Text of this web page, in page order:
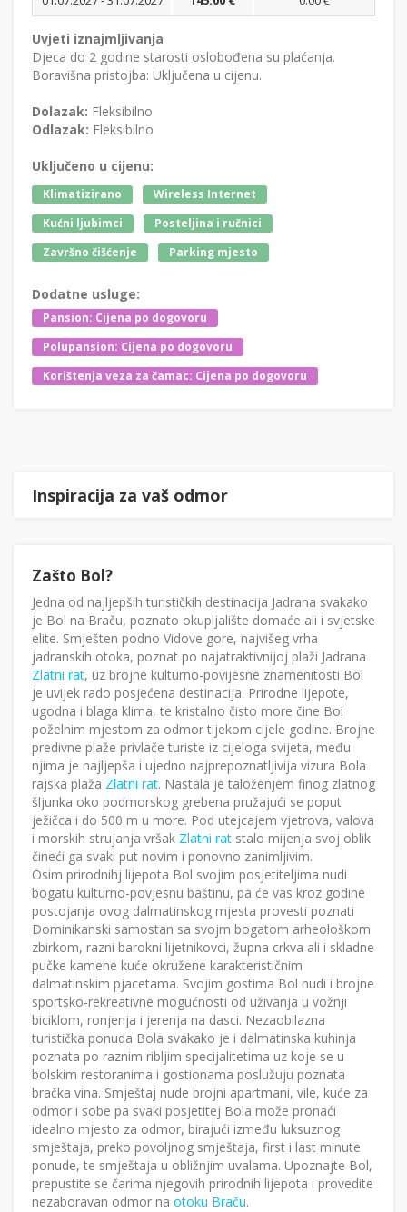
Uvjeti iznajmljivanja
Djeca do 2 godine starosti oslobođena su plaćanja.
Boravišna pristojba: Uključena u cijenu.
Dolazak: Fleksibilno
Odlazak: Fleksibilno
Uključeno u cijenu:
Klimatizirano
Wireless Internet
Kućni ljubimci
Posteljina i ručnici
Završno čišćenje
Parking mjesto
Dodatne usluge:
Pansion: Cijena po dogovoru
Polupansion: Cijena po dogovoru
Korištenja veza za čamac: Cijena po dogovoru
Inspiracija za vaš odmor
Zašto Bol?
Jedna od najljepših turističkih destinacija Jadrana svakako
je Bol na Braču, poznato okupljalište domaće ali i svjetske
elite. Smješten podno Vidove gore, najvišeg vrha
jadranskih otoka, poznat po najatraktivnijoj plaži Jadrana
Zlatni rat, uz brojne kulturno-povijesne znamenitosti Bol
je uvijek rado posjećena destinacija. Prirodne lijepote,
ugodna i blaga klima, te kristalno čisto more čine Bol
poželnim mjestom za odmor tijekom cijele godine. Brojne
predivne plaže privlače turiste iz cijeloga svijeta, među
njima je najljepša i ujedno najprepoznatljivija vizura Bola
rajska plaža Zlatni rat. Nastala je taloženjem finog zlatnog
šljunka oko podmorskog grebena pružajući se poput
ježičca i do 500 m u more. Pod utejcajem vjetrova, valova
i morskih strujanja vršak Zlatni rat stalo mijenja svoj oblik
čineći ga svaki put novim i ponovno zanimljivim.
Osim prirodnihj lijepota Bol svojim posjetiteljima nudi
bogatu kulturno-povjesnu baštinu, pa će vas kroz godine
postojanja ovog dalmatinskog mjesta provesti poznati
Dominikanski samostan sa svojm bogatom arheološkom
zbirkom, razni barokni lijetnikovci, župna crkva ali i skladne
pučke kamene kuće okružene karakterističnim
dalmatinskim pjacetama. Svojim gostima Bol nudi i brojne
sportsko-rekreativne mogućnosti od uživanja u vožnji
biciklom, ronjenja i jerenja na dasci. Nezaobilazna
turistička ponuda Bola svakako je i dalmatinska kuhinja
poznata po raznim ribljim specijalitetima uz koje se u
bolskim restoranima i gostionama poslužuju poznata
bračka vina. Smještaj nude brojni apartmani, vile, kuće za
odmor i sobe pa svaki posjetitej Bola može pronaći
idealno mjesto za odmor, birajući između luksuznog
smještaja, preko povoljnog smještaja, first i last minute
ponude, te smještaja u obližnjim uvalama. Upoznajte Bol,
prepustite se čarima njegovih prirodnih lijepota i provedite
nezaboravan odmor na otoku Braču.